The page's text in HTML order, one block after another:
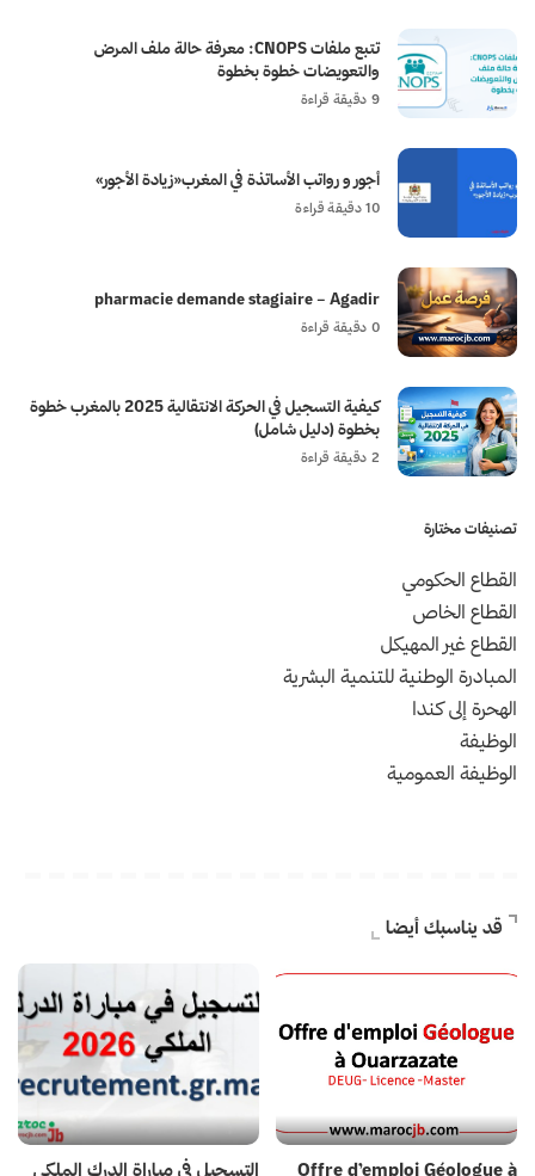
تتبع ملفات CNOPS: معرفة حالة ملف المرض
والتعويضات خطوة بخطوة
9 دقيقة قراءة
أجور و رواتب الأساتذة في المغرب«زيادة الأجور»
10 دقيقة قراءة
pharmacie demande stagiaire – Agadir
0 دقيقة قراءة
كيفية التسجيل في الحركة الانتقالية 2025 بالمغرب خطوة
بخطوة (دليل شامل)
2 دقيقة قراءة
تصنيفات مختارة
القطاع الحكومي
القطاع الخاص
القطاع غير المهيكل
المبادرة الوطنية للتنمية البشرية
الهحرة إلى كندا
الوظيفة
الوظيفة العمومية
قد يناسبك أيضا
Offre d’emploi Géologue à التسجيل في مباراة الدرك الملكي